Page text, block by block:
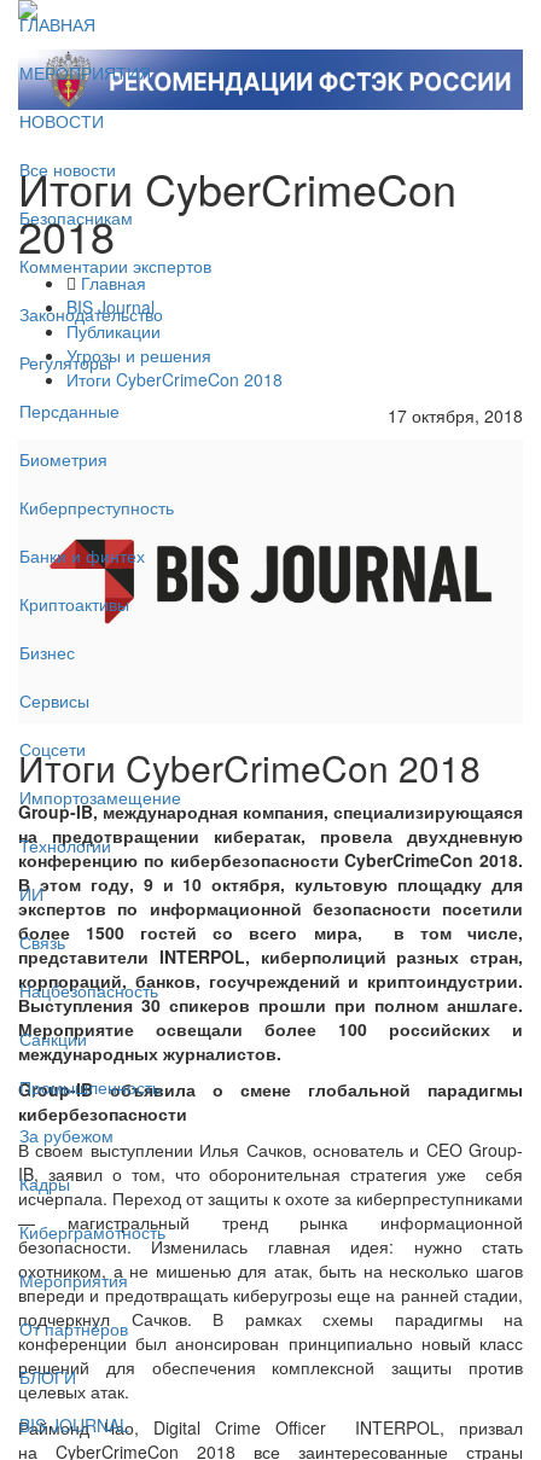
ГЛАВНАЯ
МЕРОПРИЯТИЯ
НОВОСТИ
Все новости
Безопасникам
Комментарии экспертов
Законодательство
Регуляторы
Персданные
Биометрия
Киберпреступность
Банки и финтех
Криптоактивы
Бизнес
Сервисы
Соцсети
Импортозамещение
Технологии
ИИ
Связь
Нацбезопасность
Санкции
Промышленность
За рубежом
Кадры
Киберграмотность
Мероприятия
От партнёров
БЛОГИ
BIS JOURNAL
Итоги CyberCrimeCon
2018
Главная
BIS Journal
Публикации
Угрозы и решения
Итоги CyberCrimeCon 2018
17 октября, 2018
Итоги CyberCrimeCon 2018
Group-IB, международная компания, специализирующаяся
на предотвращении кибератак, провела двухдневную
конференцию по кибербезопасности CyberCrimeCon 2018.
В этом году, 9 и 10 октября, культовую площадку для
экспертов по информационной безопасности посетили
более 1500 гостей со всего мира, в том числе,
представители INTERPOL, киберполиций разных стран,
корпораций, банков, госучреждений и криптоиндустрии.
Выступления 30 спикеров прошли при полном аншлаге.
Мероприятие освещали более 100 российских и
международных журналистов.
Group-IB объявила о смене глобальной парадигмы
кибербезопасности
В своем выступлении Илья Сачков, основатель и CEO Group-
IB, заявил о том, что оборонительная стратегия уже себя
исчерпала. Переход от защиты к охоте за киберпреступниками
— магистральный тренд рынка информационной
безопасности. Изменилась главная идея: нужно стать
охотником, а не мишенью для атак, быть на несколько шагов
впереди и предотвращать киберугрозы еще на ранней стадии,
подчеркнул Сачков. В рамках схемы парадигмы на
конференции был анонсирован принципиально новый класс
решений для обеспечения комплексной защиты против
целевых атак.
Раймонд Чао, Digital Crime Officer INTERPOL, призвал
на CyberCrimeCon 2018 все заинтересованные страны